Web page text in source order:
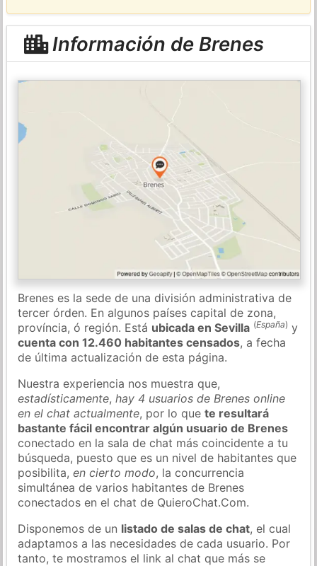
Información de Brenes
Brenes es la sede de una división administrativa de
tercer órden. En algunos países capital de zona,
província, ó región. Está ubicada en Sevilla (España) y
cuenta con 12.460 habitantes censados, a fecha
de última actualización de esta página.
Nuestra experiencia nos muestra que,
estadísticamente,hay 4 usuarios de Brenes online
en el chat actualmente, por lo quete resultará
bastante fácil encontrar algún usuario de Brenes
conectado en la sala de chat más coincidente a tu
búsqueda, puesto que es un nivel de habitantes que
posibilita,en cierto modo, la concurrencia
simultánea de varios habitantes de Brenes
conectados en el chat de QuieroChat.Com.
Disponemos de un listado de salas de chat, el cual
adaptamos a las necesidades de cada usuario. Por
tanto, te mostramos el link al chat que más se